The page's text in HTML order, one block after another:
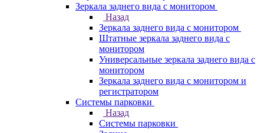
Зеркала заднего вида с монитором
Назад
Зеркала заднего вида с монитором
Штатные зеркала заднего вида с
монитором
Универсальные зеркала заднего вида с
монитором
Зеркала заднего вида с монитором и
регистратором
Системы парковки
Назад
Системы парковки